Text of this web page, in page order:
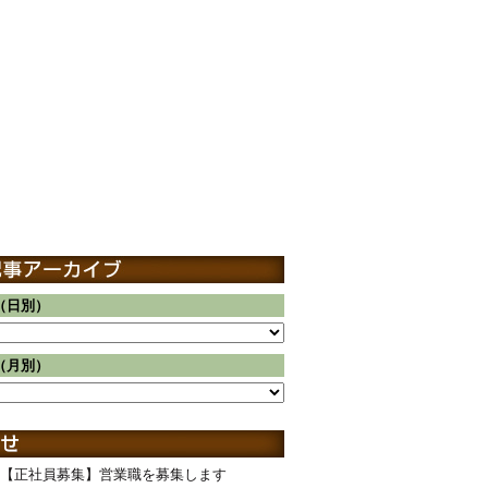
別）
別）
【正社員募集】営業職を募集します